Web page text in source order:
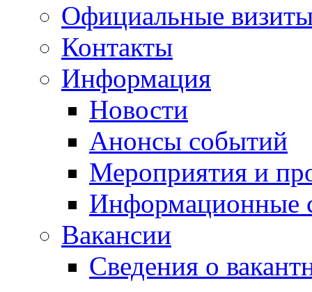
Официальные
Контакты
Информация
Новости
Анонсы событий
Мероприятия и
Информационные
Вакансии
Сведения о